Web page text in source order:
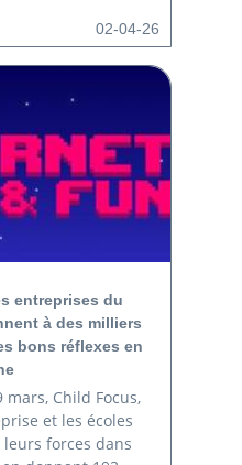
02-04-26
entreprises du
à des milliers
bons réflexes en
Child Focus,
et les écoles
forces dans